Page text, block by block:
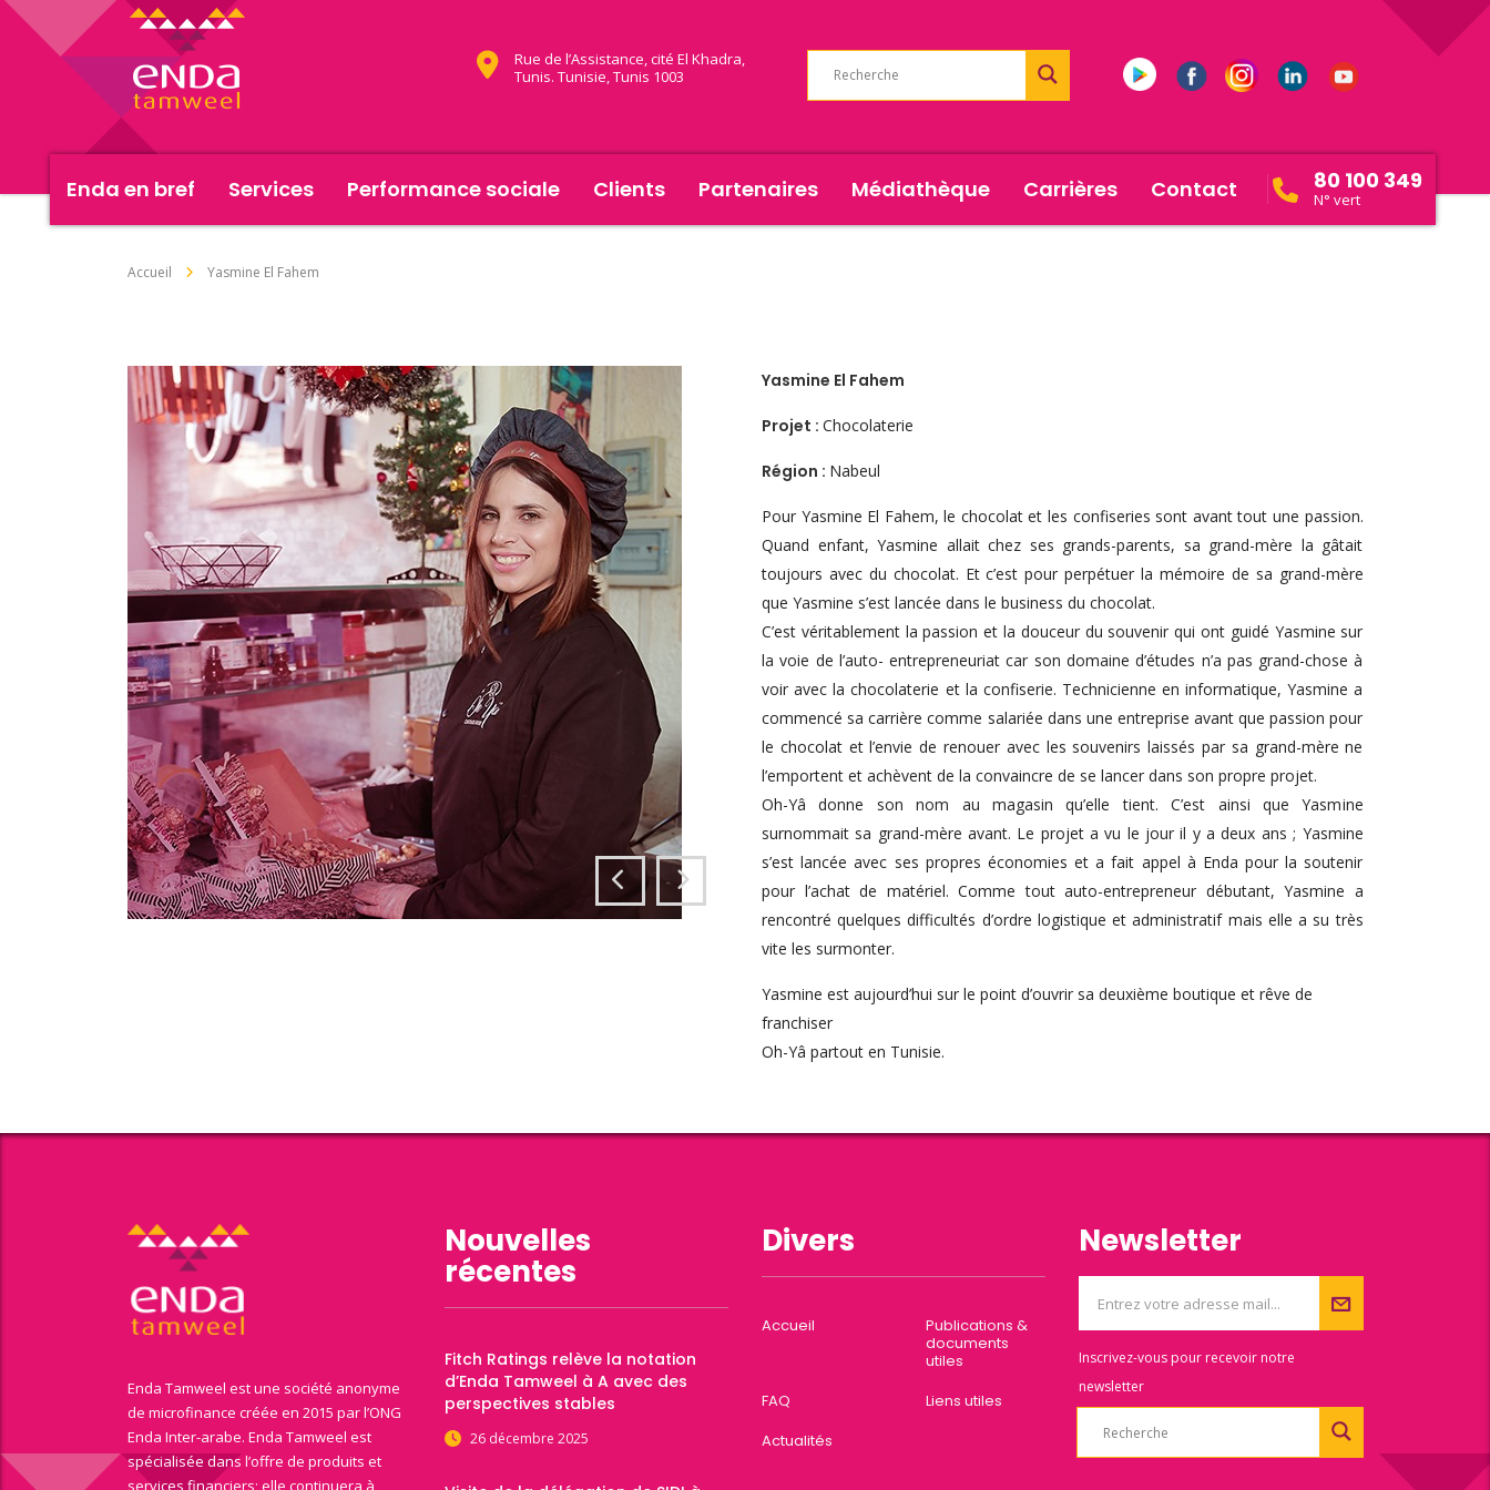
Rue de l’Assistance, cité El Khadra,
Tunis. Tunisie, Tunis 1003
Enda en bref Services Performance sociale Clients Partenaires Médiathèque Carrières Contact 80 100 349
N° vert
Accueil Yasmine El Fahem
Yasmine El Fahem
Projet : Chocolaterie
Région : Nabeul
Pour Yasmine El Fahem, le chocolat et les confiseries sont avant tout une passion.
Quand enfant, Yasmine allait chez ses grands-parents, sa grand-mère la gâtait
toujours avec du chocolat. Et c’est pour perpétuer la mémoire de sa grand-mère
que Yasmine s’est lancée dans le business du chocolat.
C’est véritablement la passion et la douceur du souvenir qui ont guidé Yasmine sur
la voie de l’auto- entrepreneuriat car son domaine d’études n’a pas grand-chose à
voir avec la chocolaterie et la confiserie. Technicienne en informatique, Yasmine a
commencé sa carrière comme salariée dans une entreprise avant que passion pour
le chocolat et l’envie de renouer avec les souvenirs laissés par sa grand-mère ne
l’emportent et achèvent de la convaincre de se lancer dans son propre projet.
Oh-Yâ donne son nom au magasin qu’elle tient. C’est ainsi que Yasmine
surnommait sa grand-mère avant. Le projet a vu le jour il y a deux ans ; Yasmine
s’est lancée avec ses propres économies et a fait appel à Enda pour la soutenir
pour l’achat de matériel. Comme tout auto-entrepreneur débutant, Yasmine a
rencontré quelques difficultés d’ordre logistique et administratif mais elle a su très
vite les surmonter.
Yasmine est aujourd’hui sur le point d’ouvrir sa deuxième boutique et rêve de
franchiser
Oh-Yâ partout en Tunisie.
Enda Tamweel est une société anonyme
de microfinance créée en 2015 par l’ONG
Enda Inter-arabe. Enda Tamweel est
spécialisée dans l’offre de produits et
services financiers; elle continuera à
Nouvelles
récentes
Fitch Ratings relève la notation
d’Enda Tamweel à A avec des
perspectives stables
26 décembre 2025
Divers
Accueil
Publications &
documents
utiles
FAQ
Liens utiles
Actualités
Newsletter
Inscrivez-vous pour recevoir notre
newsletter